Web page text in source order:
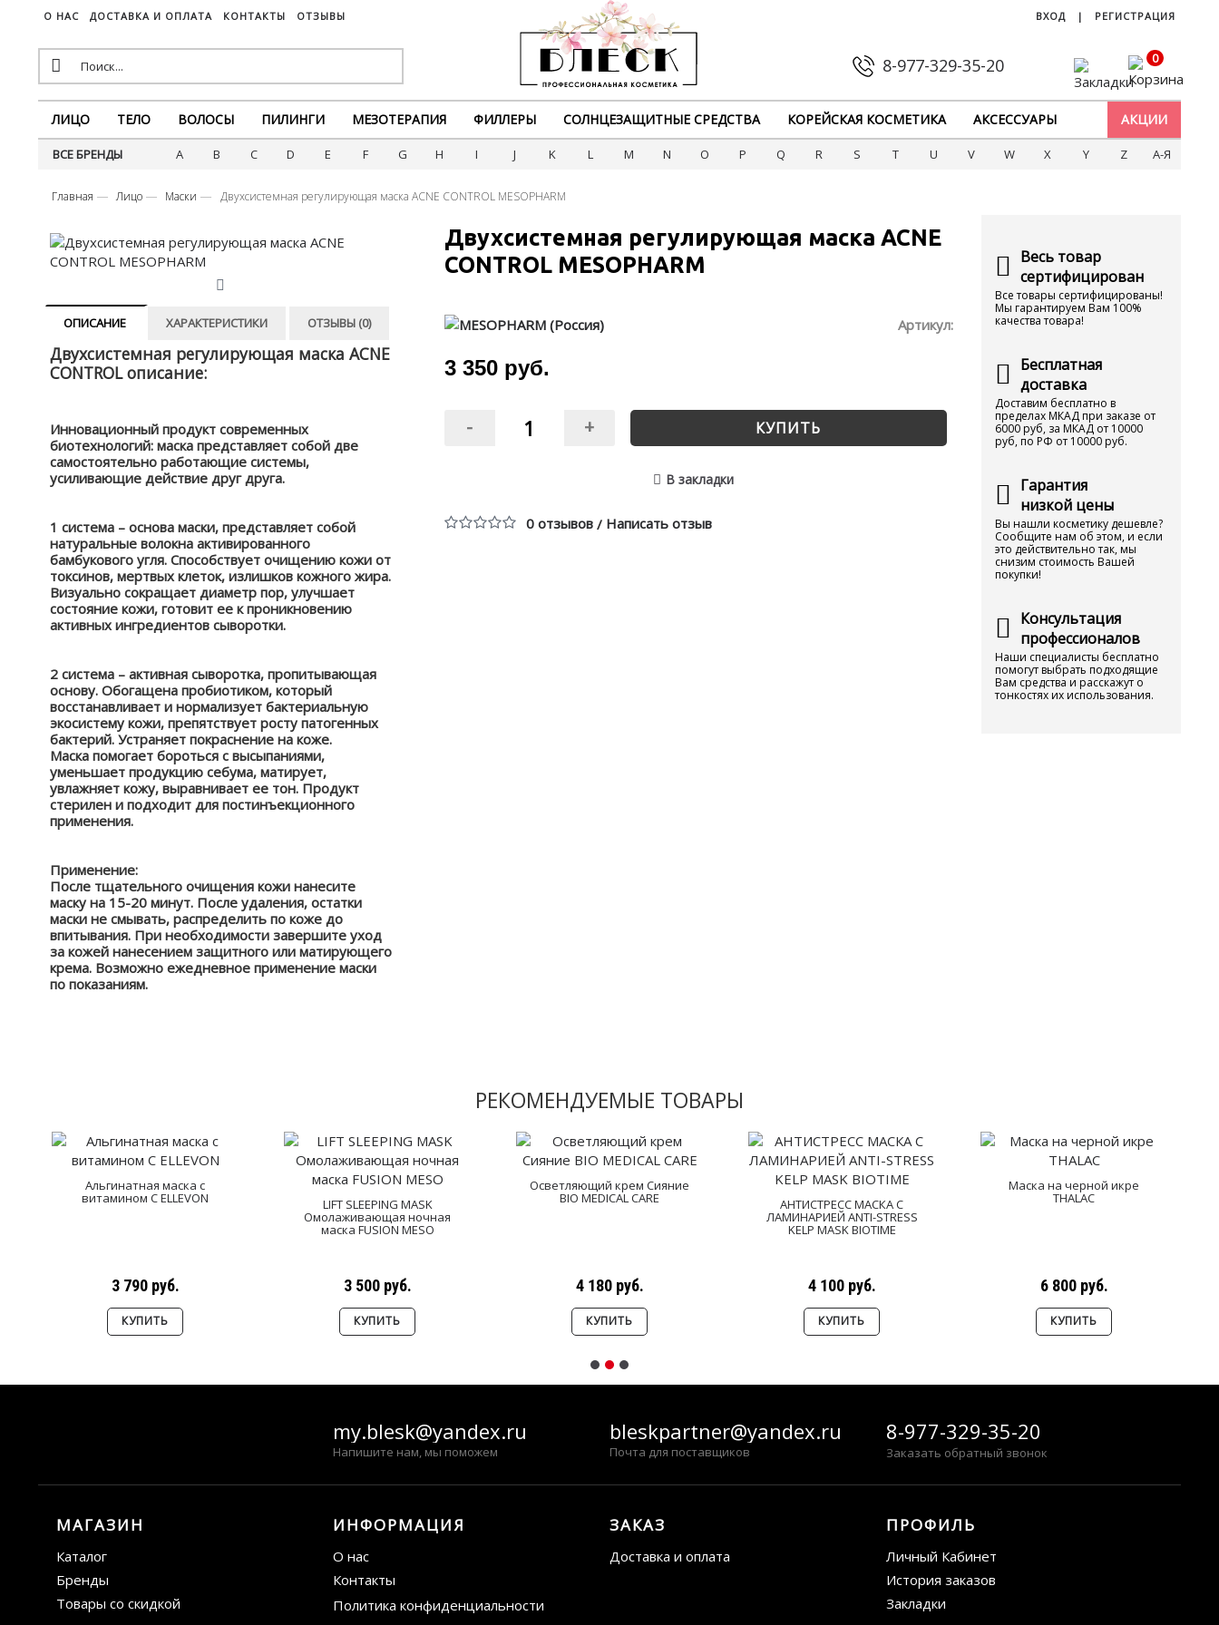
О НАС ДОСТАВКА И ОПЛАТА КОНТАКТЫ ОТЗЫВЫ ВХОД | РЕГИСТРАЦИЯ
8-977-329-35-20 0
ЛИЦО ТЕЛО ВОЛОСЫ ПИЛИНГИ МЕЗОТЕРАПИЯ ФИЛЛЕРЫ СОЛНЦЕЗАЩИТНЫЕ СРЕДСТВА КОРЕЙСКАЯ КОСМЕТИКА АКСЕССУАРЫ АКЦИИ
ВСЕ БРЕНДЫ A B C D E F G H I J K L M N O P Q R S T U V W X Y Z А-Я
Главная Лицо Маски Двухсистемная регулирующая маска ACNE CONTROL MESOPHARM
Весь товар
сертифицирован
Все товары сертифицированы!
Мы гарантируем Вам 100%
качества товара!
Бесплатная
доставка
Доставим бесплатно в
пределах МКАД при заказе от
6000 руб, за МКАД от 10000
руб, по РФ от 10000 руб.
Гарантия
низкой цены
Вы нашли косметику дешевле?
Сообщите нам об этом, и если
это действительно так, мы
снизим стоимость Вашей
покупки!
Консультация
профессионалов
Наши специалисты бесплатно
помогут выбрать подходящие
Вам средства и расскажут о
тонкостях их использования.
ОПИСАНИЕ ХАРАКТЕРИСТИКИ ОТЗЫВЫ (0)
Двухсистемная регулирующая маска ACNE
CONTROL описание:
Инновационный продукт современных
биотехнологий: маска представляет собой две
самостоятельно работающие системы,
усиливающие действие друг друга.
1 система – основа маски, представляет собой
натуральные волокна активированного
бамбукового угля. Способствует очищению кожи от
токсинов, мертвых клеток, излишков кожного жира.
Визуально сокращает диаметр пор, улучшает
состояние кожи, готовит ее к проникновению
активных ингредиентов сыворотки.
2 система – активная сыворотка, пропитывающая
основу. Обогащена пробиотиком, который
восстанавливает и нормализует бактериальную
экосистему кожи, препятствует росту патогенных
бактерий. Устраняет покраснение на коже.
Маска помогает бороться с высыпаниями,
уменьшает продукцию себума, матирует,
увлажняет кожу, выравнивает ее тон. Продукт
стерилен и подходит для постинъекционного
применения.
Применение:
После тщательного очищения кожи нанесите
маску на 15-20 минут. После удаления, остатки
маски не смывать, распределить по коже до
впитывания. При необходимости завершите уход
за кожей нанесением защитного или матирующего
крема. Возможно ежедневное применение маски
по показаниям.
Двухсистемная регулирующая маска ACNE
CONTROL MESOPHARM
Артикул:
3 350 руб.
- + КУПИТЬ
В закладки
0 отзывов/ Написать отзыв
РЕКОМЕНДУЕМЫЕ ТОВАРЫ
Альгинатная маска с
витамином С ELLEVON
3 790 руб.
КУПИТЬ
LIFT SLEEPING MASK
Омолаживающая ночная
маска FUSION MESO
3 500 руб.
КУПИТЬ
Осветляющий крем Сияние
BIO MEDICAL CARE
4 180 руб.
КУПИТЬ
АНТИСТРЕСС МАСКА С
ЛАМИНАРИЕЙ ANTI-STRESS
KELP MASK BIOTIME
4 100 руб.
КУПИТЬ
Маска на черной икре
THALAC
6 800 руб.
КУПИТЬ
my.blesk@yandex.ru
Напишите нам, мы поможем
bleskpartner@yandex.ru
Почта для поставщиков
8-977-329-35-20
Заказать обратный звонок
МАГАЗИН
Каталог
Бренды
Товары со скидкой
ИНФОРМАЦИЯ
О нас
Контакты
Политика конфиденциальности
ЗАКАЗ
Доставка и оплата
ПРОФИЛЬ
Личный Кабинет
История заказов
Закладки